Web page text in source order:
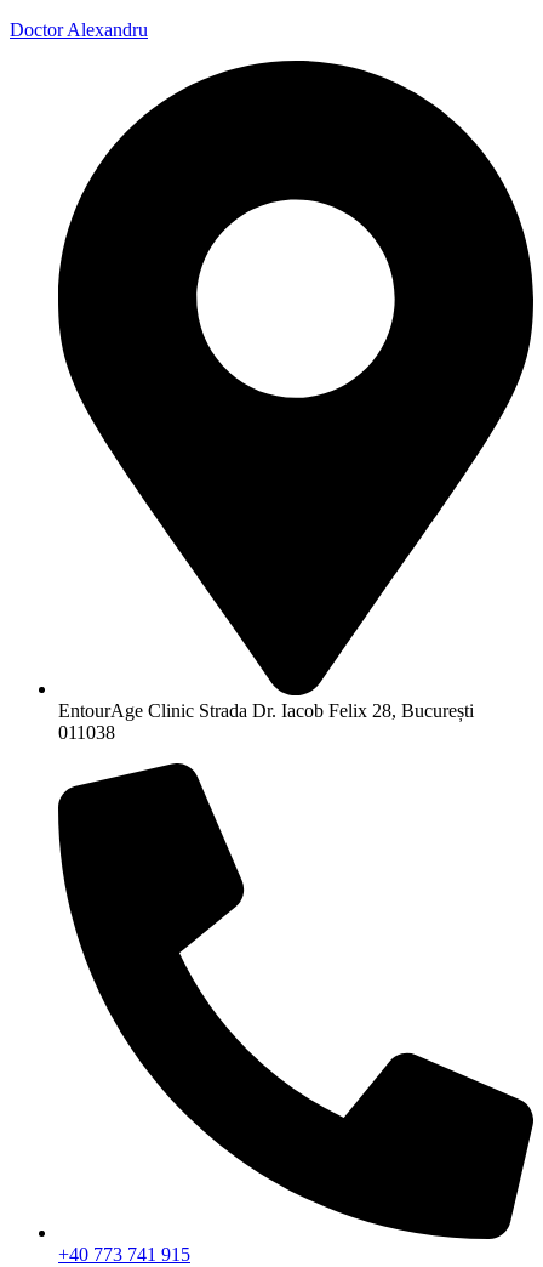
Doctor Alexandru
EntourAge Clinic Strada Dr. Iacob Felix 28, București
011038
+40 773 741 915